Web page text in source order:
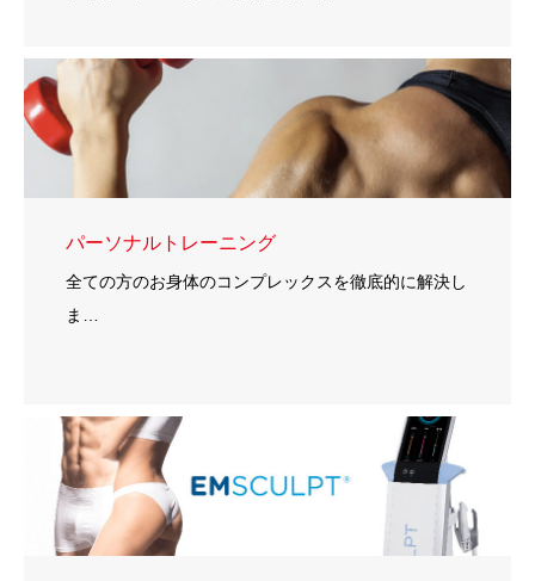
パーソナルトレーニング
全ての方のお身体のコンプレックスを徹底的に解決し
ま…